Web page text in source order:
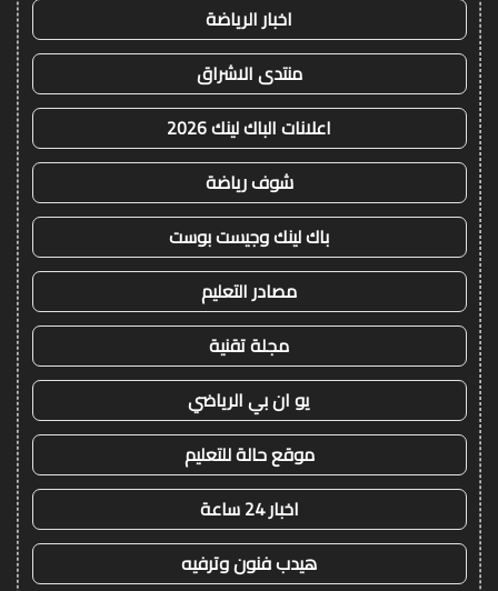
اخبار الرياضة
منتدى الاشراق
اعلانات الباك لينك 2026
شوف رياضة
باك لينك وجيست بوست
مصادر التعليم
مجلة تقنية
يو ان بي الرياضي
موقع حالة للتعليم
اخبار 24 ساعة
هيدب فنون وترفيه